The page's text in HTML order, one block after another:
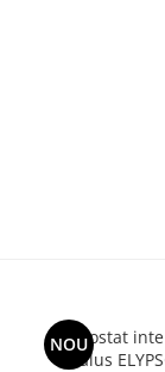
NOU
Termostat
Salus